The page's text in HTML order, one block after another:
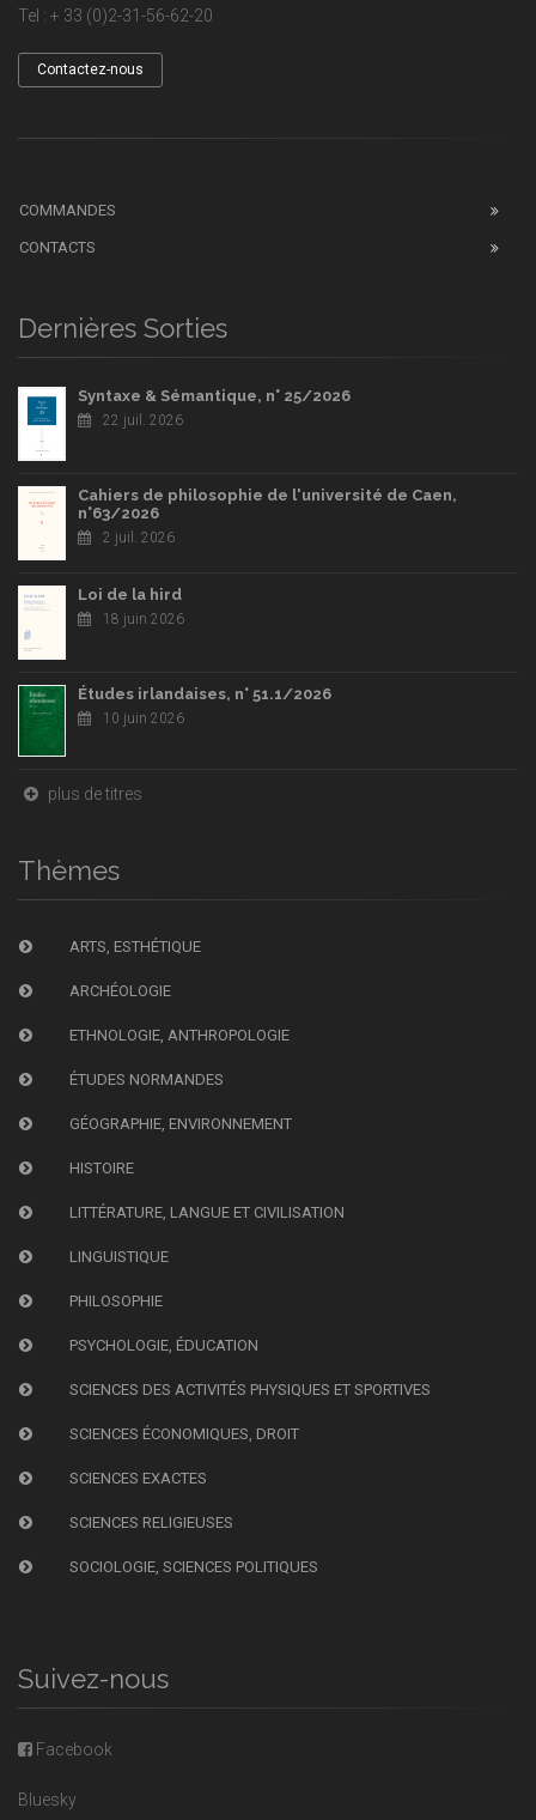
Tel : + 33 (0)2-31-56-62-20
Contactez-nous
COMMANDES
CONTACTS
Dernières Sorties
Syntaxe & Sémantique, n° 25/2026
22 juil. 2026
Cahiers de philosophie de l'université de Caen,
n°63/2026
2 juil. 2026
Loi de la hird
18 juin 2026
Études irlandaises, n° 51.1/2026
10 juin 2026
plus de titres
Thèmes
ARTS, ESTHÉTIQUE
ARCHÉOLOGIE
ETHNOLOGIE, ANTHROPOLOGIE
ÉTUDES NORMANDES
GÉOGRAPHIE, ENVIRONNEMENT
HISTOIRE
LITTÉRATURE, LANGUE ET CIVILISATION
LINGUISTIQUE
PHILOSOPHIE
PSYCHOLOGIE, ÉDUCATION
SCIENCES DES ACTIVITÉS PHYSIQUES ET SPORTIVES
SCIENCES ÉCONOMIQUES, DROIT
SCIENCES EXACTES
SCIENCES RELIGIEUSES
SOCIOLOGIE, SCIENCES POLITIQUES
Suivez-nous
Facebook
Bluesky